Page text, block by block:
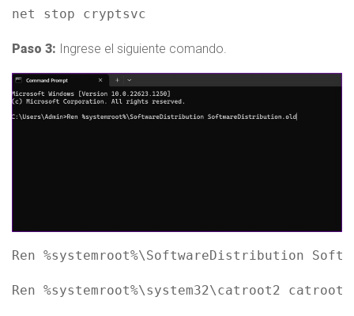
net stop cryptsvc
Paso 3: Ingrese el siguiente comando.
Ren %systemroot%\SoftwareDistribution
Ren %systemroot%\system32\catroot2